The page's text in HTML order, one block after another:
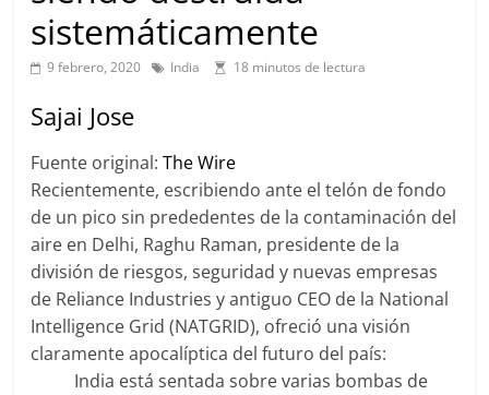
sistemáticamente
9 febrero, 2020 India 18 minutos de lectura
Sajai Jose
Fuente original:The Wire
Recientemente, escribiendo ante el telón de fondo
de un pico sin prededentes de la contaminación del
aire en Delhi, Raghu Raman, presidente de la
división de riesgos, seguridad y nuevas empresas
de Reliance Industries y antiguo CEO de la National
Intelligence Grid (NATGRID), ofreció una visión
claramente apocalíptica del futuro del país:
India está sentada sobre varias bombas de